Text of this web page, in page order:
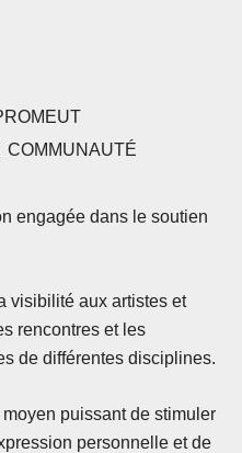
COMMUNAUTÉ
engagée dans le soutien
visibilité aux artistes et
rencontres et les
de différentes disciplines.
puissant de stimuler
personnelle et de